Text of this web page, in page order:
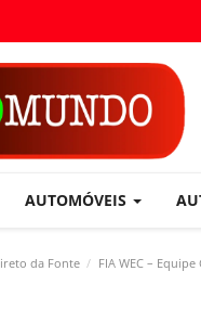
AUTOMÓVEIS
da Fonte FIA WEC –